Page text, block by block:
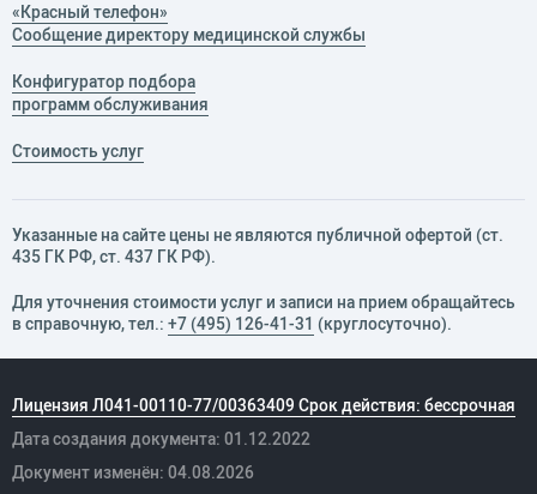
«Красный телефон»
Сообщение директору медицинской службы
Конфигуратор подбора
программ обслуживания
Стоимость услуг
Указанные на сайте цены не являются публичной офертой (ст.
435 ГК РФ, cт. 437 ГК РФ).
Для уточнения стоимости услуг и записи на прием обращайтесь
в справочную, тел.: +7 (495) 126-41-31 (круглосуточно).
Лицензия Л041-00110-77/00363409 Срок действия: бессрочная
Дата создания документа: 01.12.2022
Документ изменён: 04.08.2026